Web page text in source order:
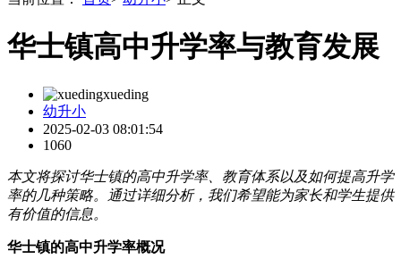
华士镇高中升学率与教育发展
xueding
幼升小
2025-02-03 08:01:54
1060
本文将探讨华士镇的高中升学率、教育体系以及如何提高升学
率的几种策略。通过详细分析，我们希望能为家长和学生提供
有价值的信息。
华士镇的高中升学率概况